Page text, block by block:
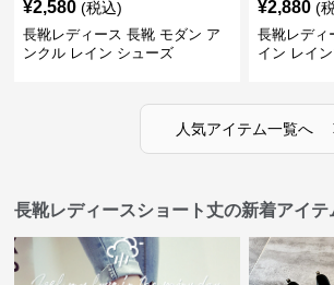
¥2,580 (税込)
長靴レディース 長靴 モダン ア
ンクル レイン シューズ
¥2,880 (
長靴レディ
イン レイ
人気アイテム一覧へ
長靴レディースショート丈の新着アイテ